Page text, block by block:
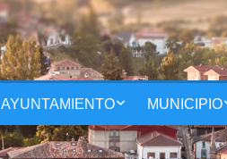
AYUNTAMIENTO MUNICIPIO